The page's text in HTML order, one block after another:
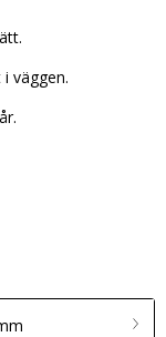
väggen.